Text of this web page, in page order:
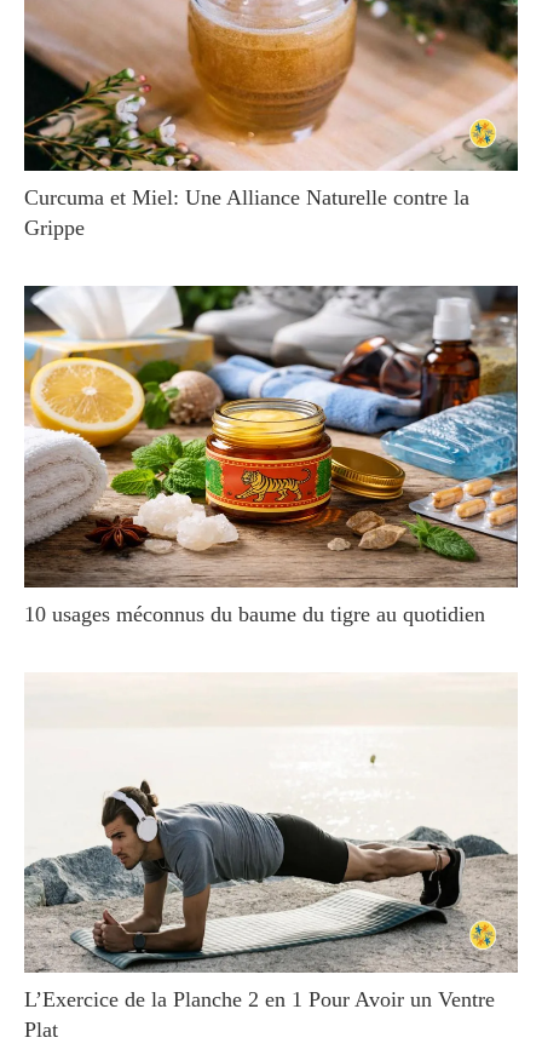
Curcuma et Miel: Une Alliance Naturelle contre la
Grippe
10 usages méconnus du baume du tigre au quotidien
L’Exercice de la Planche 2 en 1 Pour Avoir un Ventre
Plat